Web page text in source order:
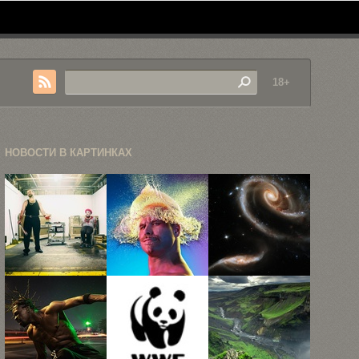
18+
НОВОСТИ В КАРТИНКАХ
Концептуальный
юмор
Тейлора
Касла
«Водяные
парики»
Тима
Теддера
18
потрясающих
фотографий,
полученных
космическим